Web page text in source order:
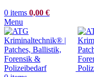
0 items 0,00 €
Menu